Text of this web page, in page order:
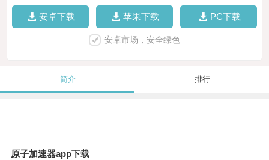
安卓下载 苹果下载 PC下载
安卓市场，安全绿色
简介 排行
原子加速器app下载